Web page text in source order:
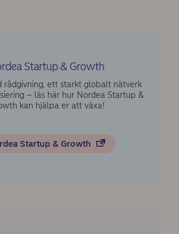
Startup & Growth
rådgivning, ett starkt globalt nätverk
– läs här hur Nordea Startup &
kan hjälpa er att växa!
Startup & Growth